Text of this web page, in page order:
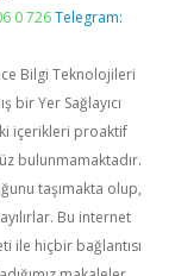
0 726 Telegram:
Bilgi Teknolojileri
bir Yer Sağlayıcı
içerikleri proaktif
bulunmamaktadır.
taşımakta olup,
Bu internet
ile hiçbir bağlantısı